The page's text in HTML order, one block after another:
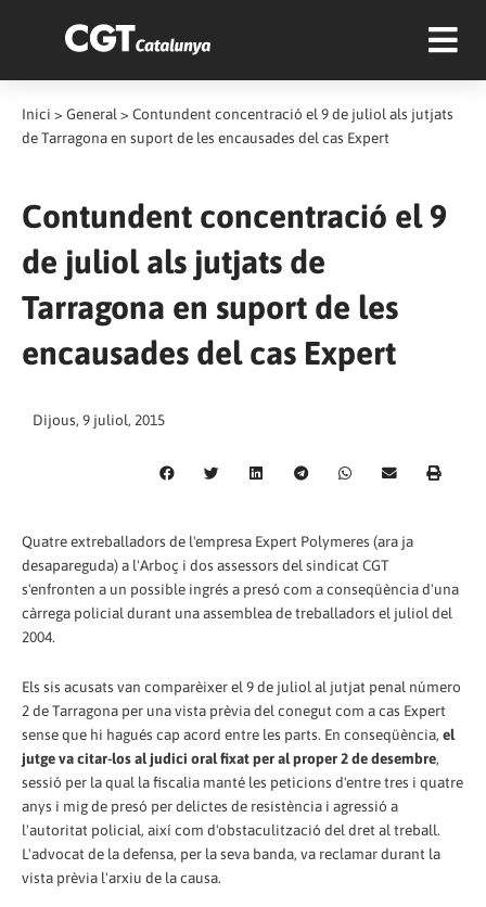
Inici > General > Contundent concentració el 9 de juliol als jutjats
de Tarragona en suport de les encausades del cas Expert
Contundent concentració el 9
de juliol als jutjats de
Tarragona en suport de les
encausades del cas Expert
Dijous, 9 juliol, 2015
Quatre extreballadors de l'empresa Expert Polymeres (ara ja
desapareguda) a l'Arboç i dos assessors del sindicat CGT
s'enfronten a un possible ingrés a presó com a conseqüència d'una
càrrega policial durant una assemblea de treballadors el juliol del
2004.
Els sis acusats van comparèixer el 9 de juliol al jutjat penal número
2 de Tarragona per una vista prèvia del conegut com a cas Expert
sense que hi hagués cap acord entre les parts. En conseqüència, el
jutge va citar-los al judici oral fixat per al proper 2 de desembre,
sessió per la qual la fiscalia manté les peticions d'entre tres i quatre
anys i mig de presó per delictes de resistència i agressió a
l'autoritat policial, així com d'obstaculització del dret al treball.
L'advocat de la defensa, per la seva banda, va reclamar durant la
vista prèvia l'arxiu de la causa.